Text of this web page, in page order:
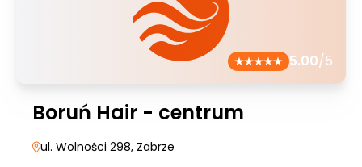
5.00/5
Boruń Hair - centrum
ul. Wolności 298, Zabrze